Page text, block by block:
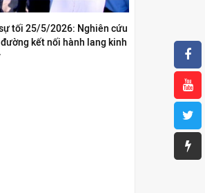
tối 25/5/2026: Nghiên cứu
kết nối hành lang kinh